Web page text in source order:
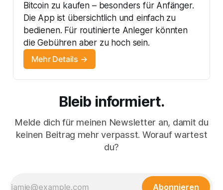
Bitcoin zu kaufen – besonders für Anfänger.
Die App ist übersichtlich und einfach zu
bedienen. Für routinierte Anleger könnten
die Gebühren aber zu hoch sein.
Mehr Details →
Bleib informiert.
Melde dich für meinen Newsletter an, damit du
keinen Beitrag mehr verpasst. Worauf wartest
du?
Abonnieren